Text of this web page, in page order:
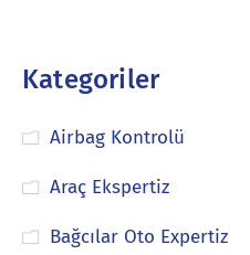
Kategoriler
Airbag Kontrolü
Araç Ekspertiz
Bağcılar Oto Expertiz